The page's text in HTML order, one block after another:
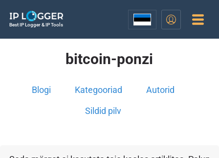
Best IP Logger & IP Tools
bitcoin-ponzi
Blogi Kategooriad Autorid
Sildid pilv